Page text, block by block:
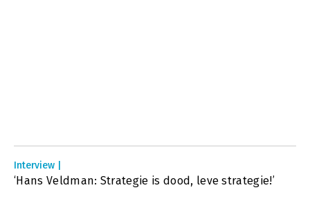
Interview |
‘Hans Veldman: Strategie is dood, leve strategie!’